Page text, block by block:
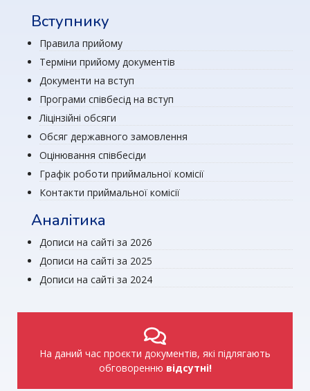
Вступнику
Правила прийому
Терміни прийому документів
Документи на вступ
Програми співбесід на вступ
Ліцінзійні обсяги
Обсяг державного замовлення
Оцінювання співбесіди
Графік роботи приймальної комісії
Контакти приймальної комісії
Аналітика
Дописи на сайті за 2026
Дописи на сайті за 2025
Дописи на сайті за 2024
На даний час проєкти документів, які підлягають
обговоренню відсутні!